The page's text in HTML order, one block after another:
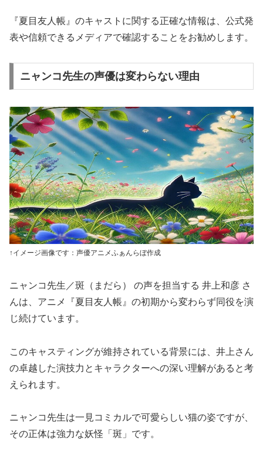
『夏目友人帳』のキャストに関する正確な情報は、公式発
表や信頼できるメディアで確認することをお勧めします。
ニャンコ先生の声優は変わらない理由
↑イメージ画像です：声優アニメふぁんらぼ作成
ニャンコ先生／斑（まだら） の声を担当する 井上和彦 さ
んは、アニメ『夏目友人帳』の初期から変わらず同役を演
じ続けています。
このキャスティングが維持されている背景には、井上さん
の卓越した演技力とキャラクターへの深い理解があると考
えられます。
ニャンコ先生は一見コミカルで可愛らしい猫の姿ですが、
その正体は強力な妖怪「斑」です。